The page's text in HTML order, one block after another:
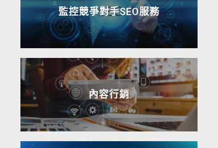
監控競爭對手SEO服務
內容行銷